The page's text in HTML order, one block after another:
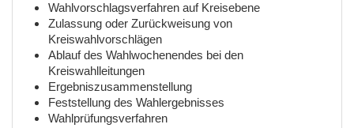
Wahlvorschlagsverfahren auf Kreisebene
Zulassung oder Zurückweisung von
Kreiswahlvorschlägen
Ablauf des Wahlwochenendes bei den
Kreiswahlleitungen
Ergebniszusammenstellung
Feststellung des Wahlergebnisses
Wahlprüfungsverfahren